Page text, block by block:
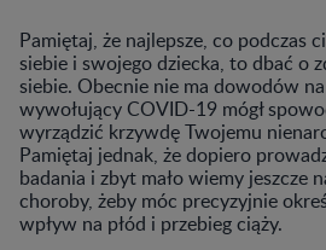
Pamiętaj, że najlepsze, co podczas
siebie i swojego dziecka, to dbać o
siebie. Obecnie nie ma dowodów
wywołujący COVID-19 mógł
wyrządzić krzywdę Twojemu
Pamiętaj jednak, że dopiero
badania i zbyt mało wiemy jeszcze
choroby, żeby móc precyzyjnie
wpływ na płód i przebieg ciąży.